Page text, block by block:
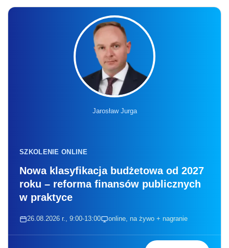
Jarosław Jurga
SZKOLENIE ONLINE
Nowa klasyfikacja budżetowa od 2027
roku – reforma finansów publicznych
w praktyce
26.08.2026 r., 9:00-13:00 online, na żywo + nagranie